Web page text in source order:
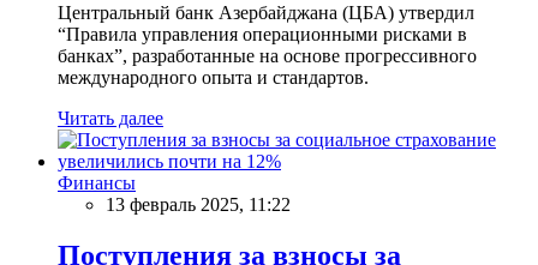
Центральный банк Азербайджана (ЦБА) утвердил
“Правила управления операционными рисками в
банках”, разработанные на основе прогрессивного
международного опыта и стандартов.
Читать далее
Финансы
13 февраль 2025, 11:22
Поступления за взносы за